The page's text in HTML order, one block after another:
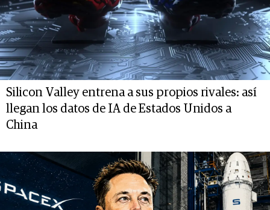
Silicon Valley entrena a sus propios rivales: así
llegan los datos de IA de Estados Unidos a
China